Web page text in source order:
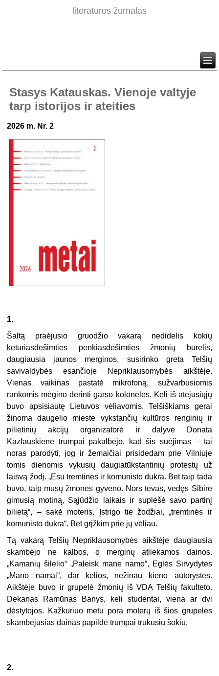
literatūros žurnalas
Stasys Katauskas. Vienoje valtyje
tarp istorijos ir ateities
2026 m. Nr. 2
1.
Šaltą praėjusio gruodžio vakarą nedidelis kokių
keturiasdešimties penkiasdešimties žmonių būrelis,
daugiausia jaunos merginos, susirinko greta Telšių
savivaldybės esančioje Nepriklausomybės aikštėje.
Vienas vaikinas pastatė mikrofoną, sužvarbusiomis
rankomis mėgino derinti garso kolonėles. Keli iš atėjusiųjų
buvo apsisiautę Lietuvos vėliavomis. Telšiškiams gerai
žinoma daugelio mieste vykstančių kultūros renginių ir
pilietinių akcijų organizatorė ir dalyvė Donata
Kazlauskienė trumpai pakalbėjo, kad šis suėjimas – tai
noras parodyti, jog ir žemaičiai prisidedam prie Vilniuje
tomis dienomis vykusių daugiatūkstantinių protestų už
laisvą žodį. „Esu tremtinės ir komunisto dukra. Bet taip tada
buvo, taip mūsų žmonės gyveno. Nors tėvas, vedęs Sibire
gimusią motiną, Sąjūdžio laikais ir suplėšė savo partinį
bilietą“, – sakė moteris. Įstrigo tie žodžiai, „tremtinės ir
komunisto dukra“. Bet grįžkim prie jų vėliau.
Tą vakarą Telšių Nepriklausomybės aikštėje daugiausia
skambėjo ne kalbos, o merginų atliekamos dainos.
„Kamanių šilelio“ „Paleisk mane namo“, Eglės Sirvydytės
„Mano namai“, dar kelios, nežinau kieno autorystės.
Aikštėje buvo ir grupelė žmonių iš VDA Telšių fakulteto.
Dekanas Ramūnas Banys, keli studentai, viena ar dvi
dėstytojos. Kažkuriuo metu pora moterų iš šios grupelės
skambėjusias dainas papildė trumpai trukusiu šokiu.
2.